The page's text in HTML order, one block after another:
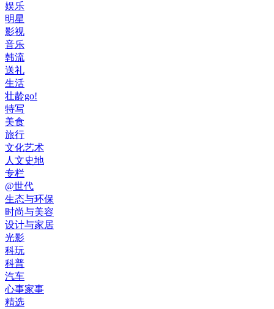
娱乐
明星
影视
音乐
韩流
送礼
生活
壮龄go!
特写
美食
旅行
文化艺术
人文史地
专栏
@世代
生态与环保
时尚与美容
设计与家居
光影
科玩
科普
汽车
心事家事
精选